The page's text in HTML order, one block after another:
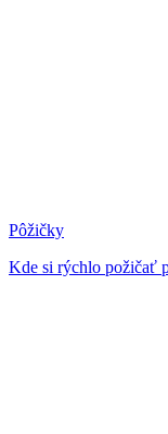
Pôžičky
Kde si rýchlo požičať